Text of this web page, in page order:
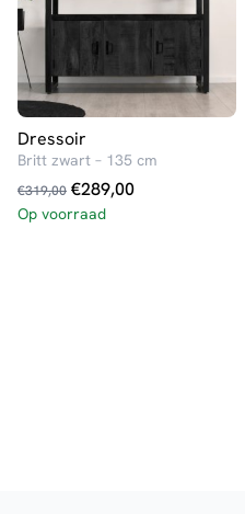
Dressoir
Britt zwart – 135 cm
€319,00
Oorspronkelijke
prijs
€289,00
Huidige
prijs
Op voorraad